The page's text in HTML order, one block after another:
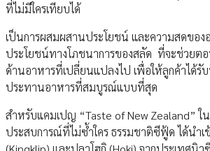
ที่ไม่มีใครเทียบได้
เป็นการผสมผสานประโยชน์ และความสดของ
ประโยชน์ทางโภชนาการของสลัด ที่จะช่วยต
ด้านอาหารที่เปลี่ยนแปลงไป เพื่อให้ลูกค้าได้รั
ประทานอาหารที่สมบูรณ์แบบที่สุด
สำหรับแคมเปญ “Taste of New Zealand” ใ
ประสบการณ์ที่ไม่ซ้ำใคร ธรรมชาติซีฟู้ด ได้นำ